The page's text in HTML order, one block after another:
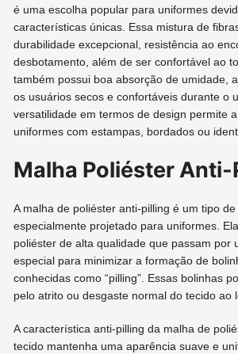
é uma escolha popular para uniformes
características únicas. Essa mistura de
durabilidade excepcional, resistência ao
desbotamento, além de ser confortável ao
também possui boa absorção de umidade,
os usuários secos e confortáveis durante o
versatilidade em termos de design permite
uniformes com estampas, bordados ou
Malha Poliéster Anti-
A malha de poliéster anti-pilling é um tipo
especialmente projetado para uniformes.
poliéster de alta qualidade que passam por
especial para minimizar a formação de
conhecidas como “pilling”. Essas bolinhas
pelo atrito ou desgaste normal do tecido ao
A característica anti-pilling da malha de
tecido mantenha uma aparência suave e